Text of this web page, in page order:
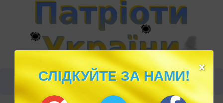
×
СЛІДКУЙТЕ ЗА НАМИ!